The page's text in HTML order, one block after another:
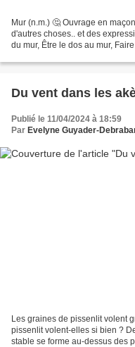
Mur (n.m.) 🤔 Ouvrage en
d'autres choses.. et des
du mur, Être le dos au mur,
Du vent dans les
Publié le 11/04/2024 à 18:59
Par Evelyne Guyader-
Les graines de pissenlit volent
pissenlit volent-elles si bien ?
stable se forme au-dessus des